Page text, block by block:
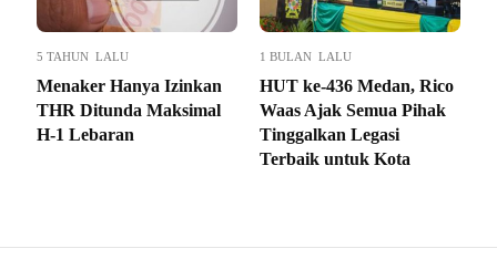
5 TAHUN LALU
Menaker Hanya Izinkan
THR Ditunda Maksimal
H-1 Lebaran
1 BULAN LALU
HUT ke-436 Medan, Rico
Waas Ajak Semua Pihak
Tinggalkan Legasi
Terbaik untuk Kota